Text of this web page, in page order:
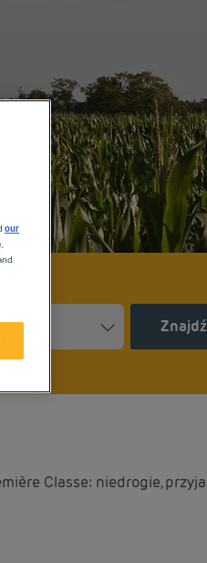
mark key to get the
select a date. Press the
Classe: niedrogie,
our